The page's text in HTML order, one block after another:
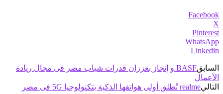
Facebook
X
Pinterest
WhatsApp
Linkedin
السابق
BASF و إنجاز بعززان قدرات شباب مصر فى مجال ريادة
الأعمال
التاليrealme تُطلق أولى هواتفها الذكية بتكنولوجيا 5G فى مصر